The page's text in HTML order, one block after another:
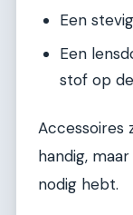
Een
Een
stof op
Accessoires
handig,
nodig hebt.